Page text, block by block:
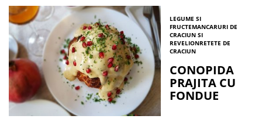
LEGUME SI
FRUCTEMANCARURI DE
CRACIUN SI
REVELIONRETETE DE
CRACIUN
CONOPIDA
PRAJITA CU
FONDUE